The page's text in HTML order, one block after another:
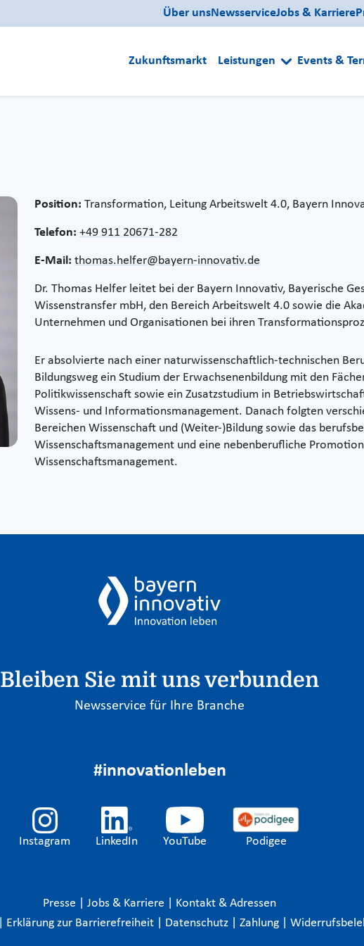
Über unsNewsserviceJobs & Karriere
Zukunftsmarkt Leistungen Events &
Position: Transformation, Leitung Arbeitswelt 4.0, Bayern
Telefon: +49 911 20671-282
E-Mail: thomas.helfer@bayern-innovativ.de
Dr. Thomas Helfer leitet bei der Bayern Innovativ, Bayerische
Wissenstransfer mbH, den Bereich Arbeitswelt 4.0 sowie die
Unternehmen und Organisationen bei ihren
Er absolvierte nach einer naturwissenschaftlich-technischen
Bildungsweg ein Studium der Erwachsenenbildung mit den
Politikwissenschaft sowie ein Zusatzstudium in
Wissens- und Informationsmanagement. Danach folgten
Bereichen Wissenschaft und (Weiter-)Bildung sowie das
Wissenschaftsmanagement und eine nebenberufliche
Wissenschaftsmanagement.
Bleiben Sie mit uns verbunden
Newsservice für Ihre Branche
#innovationleben
Instagram LinkedIn YouTube Podigee
Presse Jobs & Karriere
Kontakt & Adressen
Erklärung zur Barrierefreiheit Datenschutz Zahlung